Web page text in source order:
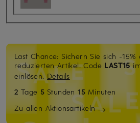
Last Chance: Sichern Sie sich -
reduzierten Artikel. Code LAST15
einlösen.Details
2 Tage 5 Stunden15 Minuten
Zu allen Aktionsartikeln